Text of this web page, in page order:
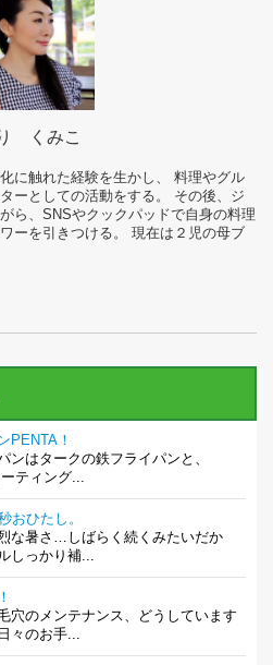
くみこ
に触れた経験を生かし、 料理やグル
ーとしての活動をする。 その後、ジ
ら、SNSやクックパッドで自身の料理
ーを引きつける。 現在は２児の母ブ
PENTA！
はタークの鉄フライパンと、
ティング...
おひたし。
な暑さ…しばらく続くみたいだか
しっかり補...
穴のメンテナンス、どうしています
々のお手...